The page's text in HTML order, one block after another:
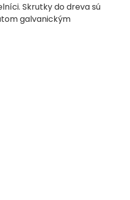
Skrutky do dreva sú
galvanickým